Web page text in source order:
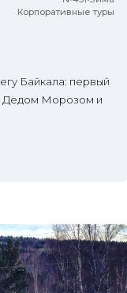
Корпоративные туры
Байкала: первый
Дедом Морозом и